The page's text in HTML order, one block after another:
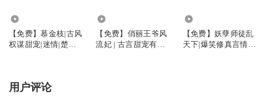
【免费】慕金枝|古风
权谋甜宠|迷情|楚婷&
【免费】俏丽王爷风
流妃 | 古言甜宠有声
【免费】妖孽师徒乱
天下|爆笑修真言情|
用户评论